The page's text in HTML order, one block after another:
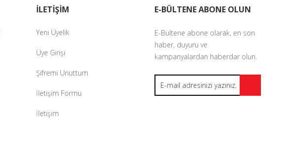
GönderİLETİŞİM
Yeni Üyelik
Üye Girişi
Şifremi Unuttum
İletişim Formu
İletişim
E-BÜLTENE ABONE OLUN
E-Bültene abone olarak, en son
haber, duyuru ve
kampanyalardan haberdar olun.